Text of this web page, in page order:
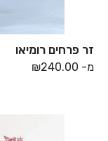
זר פרחים רומיאו
מ- ₪240.00